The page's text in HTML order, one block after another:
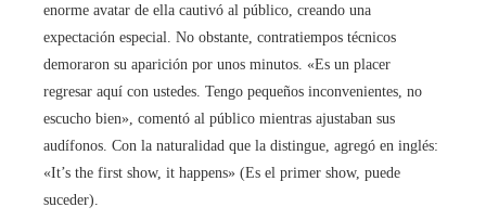
enorme avatar de ella cautivó al público, creando una
expectación especial. No obstante, contratiempos técnicos
demoraron su aparición por unos minutos. «Es un placer
regresar aquí con ustedes. Tengo pequeños inconvenientes, no
escucho bien», comentó al público mientras ajustaban sus
audífonos. Con la naturalidad que la distingue, agregó en inglés:
«It’s the first show, it happens» (Es el primer show, puede
suceder).